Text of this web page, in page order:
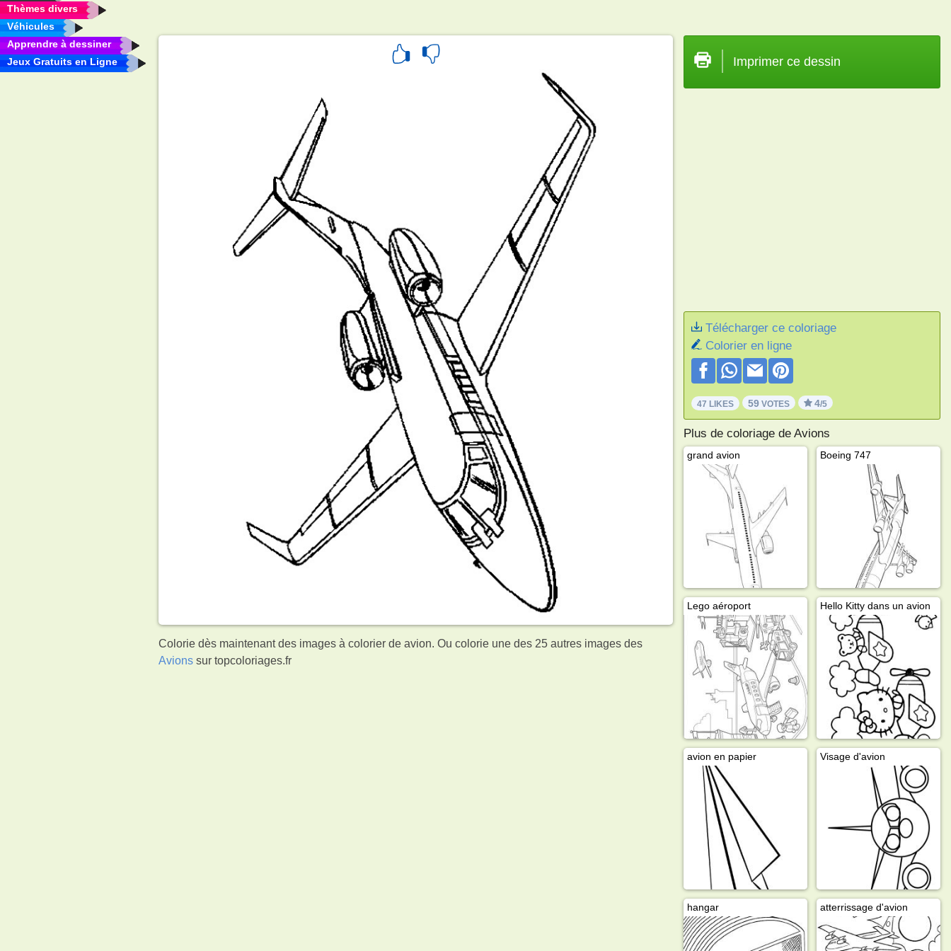
Thèmes divers
Véhicules
Apprendre à dessiner
Jeux Gratuits en Ligne
Colorie dès maintenant des images à colorier de avion. Ou colorie une des 25 autres images des
Avions sur topcoloriages.fr
Imprimer ce dessin
Télécharger ce coloriage
Colorier en ligne
47 LIKES 59VOTES 4/5
Plus de coloriage de Avions
grand avion Boeing 747
Lego aéroport Hello Kitty dans un avion
avion en papier Visage d'avion
hangar atterrissage d'avion